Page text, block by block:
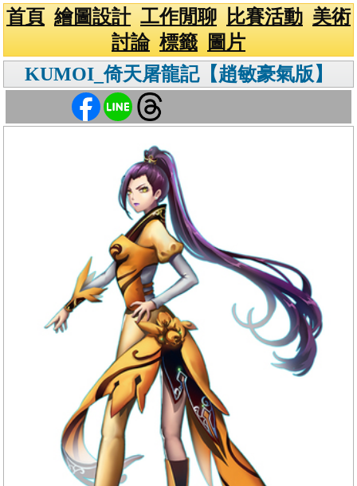
首頁 繪圖設計 工作閒聊 比賽活動 美術
討論 標籤
圖片
KUMOI_倚天屠龍記【趙敏豪氣版】